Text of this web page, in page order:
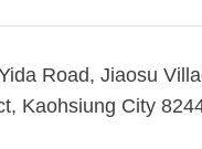
Road, Jiaosu
Kaohsiung City